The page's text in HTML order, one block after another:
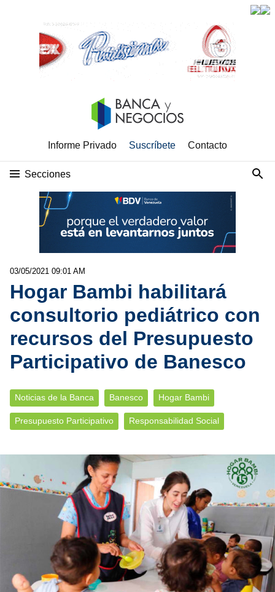
Informe Privado Suscríbete Contacto
Secciones
03/05/2021 09:01 AM
Hogar Bambi habilitará
consultorio pediátrico con
recursos del Presupuesto
Participativo de Banesco
Noticias de la Banca Banesco Hogar Bambi
Presupuesto Participativo Responsabilidad Social